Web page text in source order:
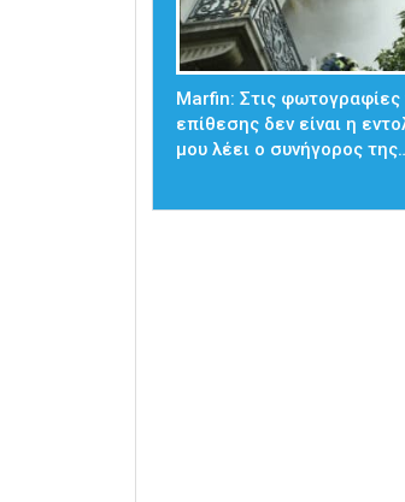
Marfin: Στις φωτογραφίες
επίθεσης δεν είναι η
μου λέει ο συνήγορος